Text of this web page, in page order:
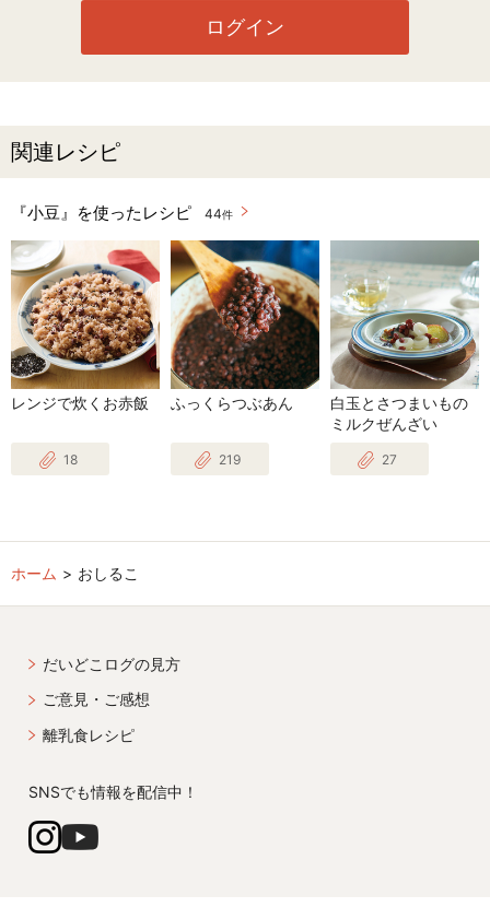
ログイン
関連レシピ
『小豆』を使ったレシピ 44件
レンジで炊くお赤飯
18
ふっくらつぶあん
219
白玉とさつまいもの
ミルクぜんざい
27
ホーム おしるこ
だいどこログの見方
ご意見・ご感想
離乳食レシピ
SNSでも情報を配信中！